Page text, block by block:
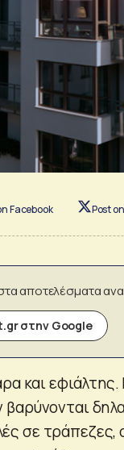
Facebook Post
αποτελέσματα
στην Google
και
σε τράπεζες,